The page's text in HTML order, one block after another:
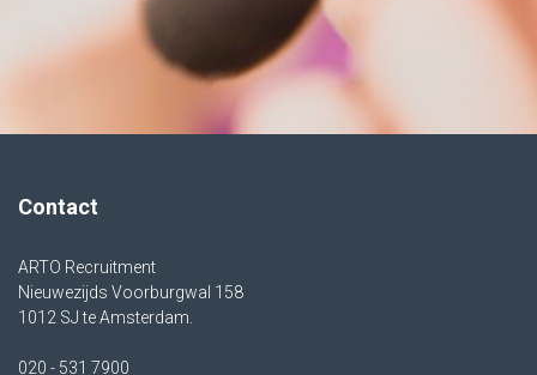
Contact
ARTO Recruitment
Nieuwezijds Voorburgwal 158
1012 SJ te Amsterdam.
020 - 531 7900